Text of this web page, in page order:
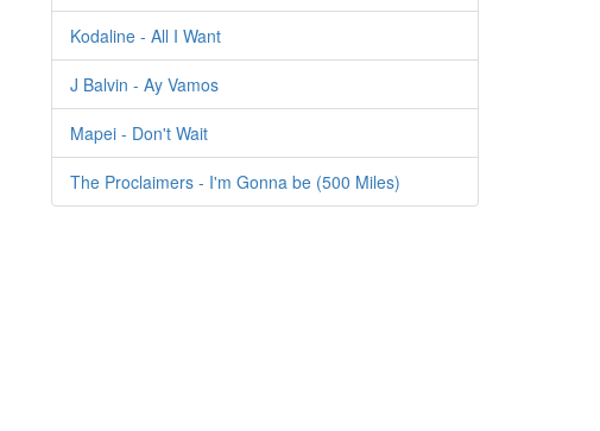
Kodaline - All I Want
J Balvin - Ay Vamos
Mapei - Don't Wait
The Proclaimers - I'm Gonna be (500 Miles)